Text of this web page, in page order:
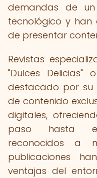
demandas de
tecnológico y han
de presentar
Revistas
"Dulces Delicias"
destacado por su
de contenido
digitales,
paso hasta
reconocidos a
publicaciones
ventajas del